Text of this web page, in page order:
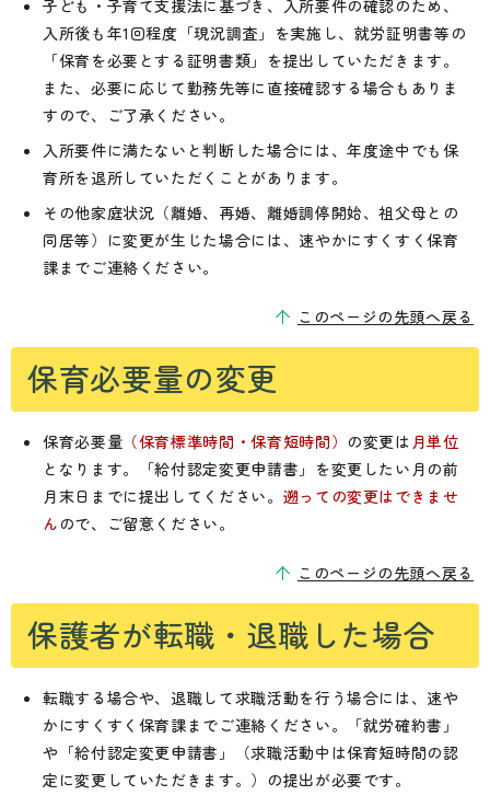
子ども・子育て支援法に基づき、入所要件の確認のため、
入所後も年1回程度「現況調査」を実施し、就労証明書等の
「保育を必要とする証明書類」を提出していただきます。
また、必要に応じて勤務先等に直接確認する場合もありま
すので、ご了承ください。
入所要件に満たないと判断した場合には、年度途中でも保
育所を退所していただくことがあります。
その他家庭状況（離婚、再婚、離婚調停開始、祖父母との
同居等）に変更が生じた場合には、速やかにすくすく保育
課までご連絡ください。
このページの先頭へ戻る
保育必要量の変更
保育必要量 （保育標準時間・保育短時間） の変更は 月単位
となります。「給付認定変更申請書」を変更したい月の前
月末日までに提出してください。 遡っての変更はできませ
んので、ご留意ください。
このページの先頭へ戻る
保護者が転職・退職した場合
転職する場合や、退職して求職活動を行う場合には、速や
かにすくすく保育課までご連絡ください。「就労確約書」
や「給付認定変更申請書」（求職活動中は保育短時間の認
定に変更していただきます。）の提出が必要です。